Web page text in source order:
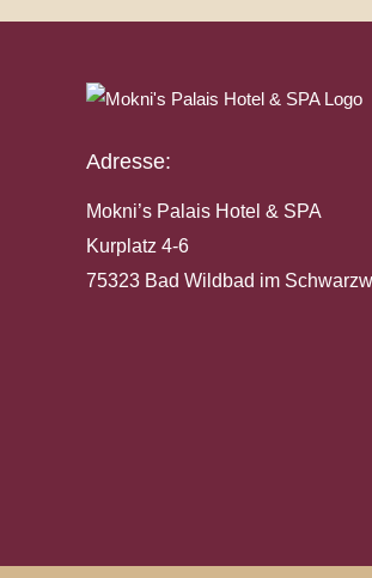
Adresse:
Mokni’s Palais Hotel & SPA
Kurplatz 4-6
75323 Bad Wildbad im